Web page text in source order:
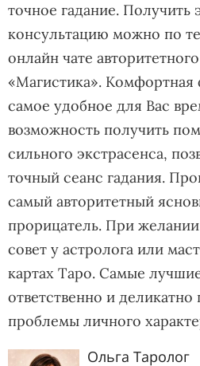
точное гадание. Получить
консультацию можно по
онлайн чате
«Магистика».
самое удобное для Вас
возможность получить
сильного экстрасенса,
точный сеанс гадания.
самый авторитетный
прорицатель. При
совет у астролога или
картах Таро. Самые
ответственно и
проблемы личного